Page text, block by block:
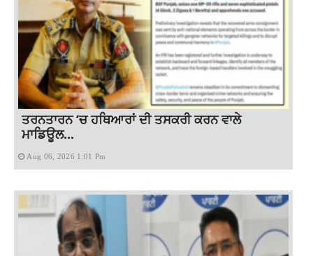
ਤਰਨਤਾਰਨ ‘ਚ ਹਥਿਆਰਾਂ ਦੀ ਤਸਕਰੀ ਕਰਨ ਵਾਲੇ
ਮਾਡਿਊਲ...
Aug 06, 2026 1:01 Pm